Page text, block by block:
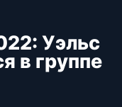
Уэльс
в группе